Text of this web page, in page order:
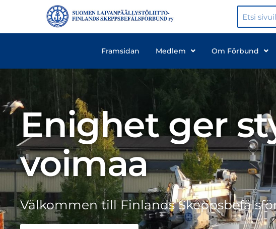
Framsidan Medlem Om Förbund
Enighet ger
voimaa
Välkommen till Finlands